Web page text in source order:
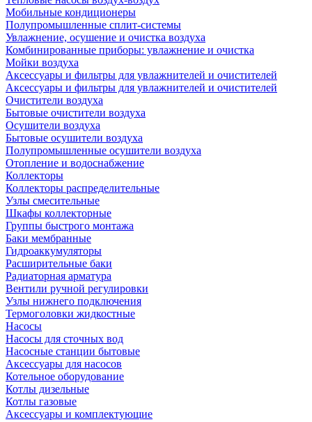
Мобильные кондиционеры
Полупромышленные сплит-системы
Увлажнение, осушение и очистка воздуха
Комбинированные приборы: увлажнение и очистка
Мойки воздуха
Аксессуары и фильтры для увлажнителей и очистителей
Аксессуары и фильтры для увлажнителей и очистителей
Очистители воздуха
Бытовые очистители воздуха
Осушители воздуха
Бытовые осушители воздуха
Полупромышленные осушители воздуха
Отопление и водоснабжение
Коллекторы
Коллекторы распределительные
Узлы смесительные
Шкафы коллекторные
Группы быстрого монтажа
Баки мембранные
Гидроаккумуляторы
Расширительные баки
Радиаторная арматура
Вентили ручной регулировки
Узлы нижнего подключения
Термоголовки жидкостные
Насосы
Насосы для сточных вод
Насосные станции бытовые
Аксессуары для насосов
Котельное оборудование
Котлы дизельные
Котлы газовые
Аксессуары и комплектующие